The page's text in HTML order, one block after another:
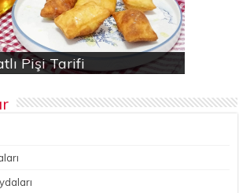
Pişi Tarifi
faydaları
Tarifi
Pilavı Tarifi
yemeği